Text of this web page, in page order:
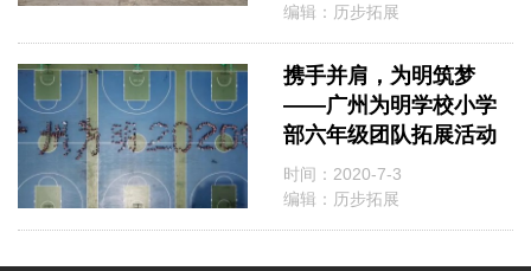
编辑：历步拓展
携手并肩，为明筑梦
——广州为明学校小学
部六年级团队拓展活动
时间：2020-7-3
编辑：历步拓展